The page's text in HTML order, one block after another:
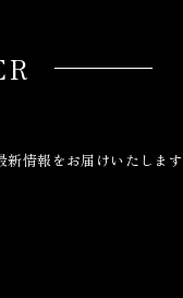
新情報をお届けいたしま